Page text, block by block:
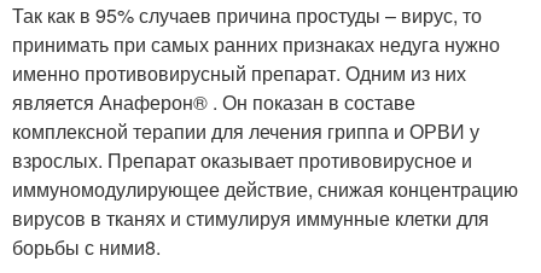
Так как в 95% случаев причина простуды – вирус, то
принимать при самых ранних признаках недуга нужно
именно противовирусный препарат. Одним из них
является Анаферон® . Он показан в составе
комплексной терапии для лечения гриппа и ОРВИ у
взрослых. Препарат оказывает противовирусное и
иммуномодулирующее действие, снижая концентрацию
вирусов в тканях и стимулируя иммунные клетки для
борьбы с ними8.